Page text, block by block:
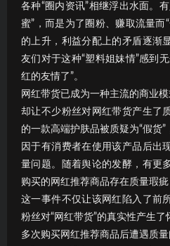
各种“圈内资讯”相继浮出水面。
蜜”，而是为了圈粉、赚取流量而
的上升，利益分配上的矛盾逐渐
友们对于这种“塑料姐妹情”感到
红的友情了”。
网红带货已成为一种主流的商业
却让不少粉丝对网红带货产生了
的一款高端护肤品被质疑为“假货
因于有消费者在使用该产品后出
量问题。随着舆论的发酵，有更
购买的网红推荐商品存在质量瑕
这一事件不仅让该网红陷入了前
粉丝对“网红带货”的真实性产生
多次购买网红推荐商品后遭遇质